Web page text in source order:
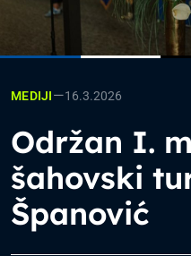
MEDIJI—16.3.2026
Održan I.
šahovski
Španović